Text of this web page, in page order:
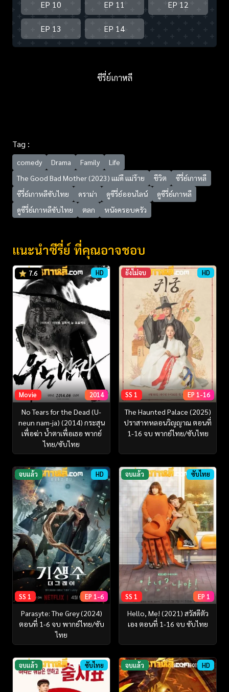
EP 10 EP 11 EP 12
EP 13 EP 14
ซีรี่ย์เกาหลี
Tag :
comedy Drama Family
Life
The Good Bad Mother (2023) แม่ดี แม่ร้าย
ชีวิต
ซีรี่ย์เกาหลี
ซีรี่ย์เกาหลีซับไทย
ดราม่า ดูซีรี่ย์ออนไลน์
ดูซีรี่ย์เกาหลี
ดูซีรี่ย์เกาหลีซับไทย
ตลก หนังครอบครัว
แนะนำซีรี่ย์ ที่คุณอาจชอบ
7.6 HD
Movie 2014
No Tears for the Dead (U-
neun nam-ja) (2014) กระสุน
เพื่อฆ่า น้ำตาเพื่อเธอ พากย์
ไทย/ซับไทย
ยังไม่จบ HD
SS 1 EP 1-16
The Haunted Palace (2025)
ปราสาทหลอนวิญญาณ ตอนที่
1-16 จบ พากย์ไทย/ซับไทย
จบแล้ว HD
SS 1 EP 1-6
Parasyte: The Grey (2024)
ตอนที่ 1-6 จบ พากย์ไทย/ซับ
ไทย
จบแล้ว ซับไทย
SS 1 EP 1
Hello, Me! (2021) สวัสดีตัว
เอง ตอนที่ 1-16 จบ ซับไทย
จบแล้ว ซับไทย จบแล้ว HD